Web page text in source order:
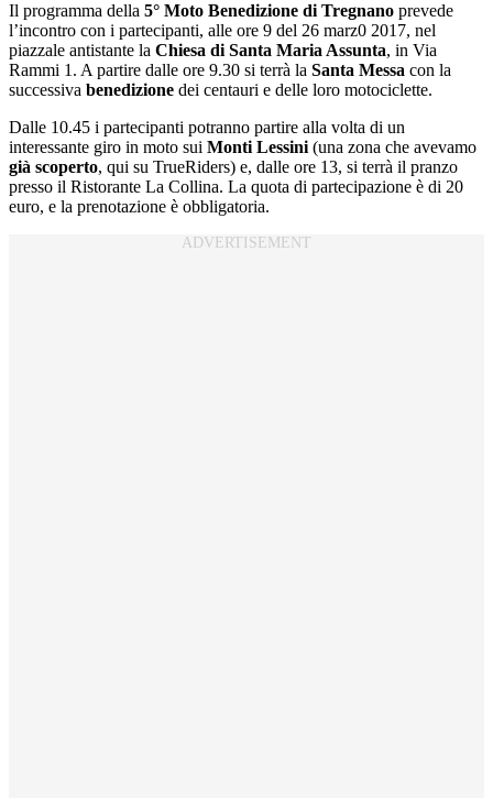
Il programma della 5° Moto Benedizione di Tregnano prevede
l’incontro con i partecipanti, alle ore 9 del 26 marz0 2017, nel
piazzale antistante la Chiesa di Santa Maria Assunta, in Via
Rammi 1. A partire dalle ore 9.30 si terrà la Santa Messa con la
successiva benedizione dei centauri e delle loro motociclette.
Dalle 10.45 i partecipanti potranno partire alla volta di un
interessante giro in moto sui Monti Lessini(una zona che avevamo
già scoperto, qui su TrueRiders) e, dalle ore 13, si terrà il pranzo
presso il Ristorante La Collina. La quota di partecipazione è di 20
euro, e la prenotazione è obbligatoria.